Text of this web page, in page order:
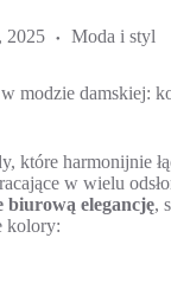
2025 Moda i styl
modzie damskiej:
które harmonijnie
w wielu
biurową elegancję,
kolory: